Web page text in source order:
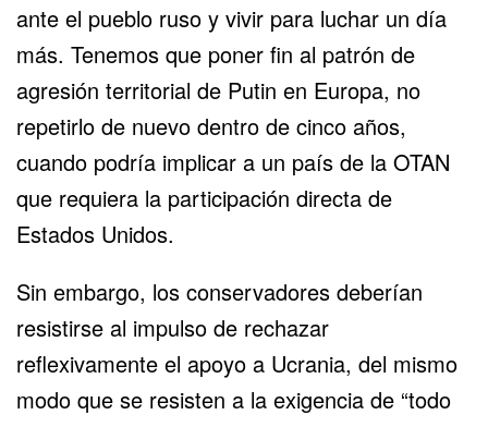
ante el pueblo ruso y vivir para luchar un día
más. Tenemos que poner fin al patrón de
agresión territorial de Putin en Europa, no
repetirlo de nuevo dentro de cinco años,
cuando podría implicar a un país de la OTAN
que requiera la participación directa de
Estados Unidos.
Sin embargo, los conservadores deberían
resistirse al impulso de rechazar
reflexivamente el apoyo a Ucrania, del mismo
modo que se resisten a la exigencia de “todo